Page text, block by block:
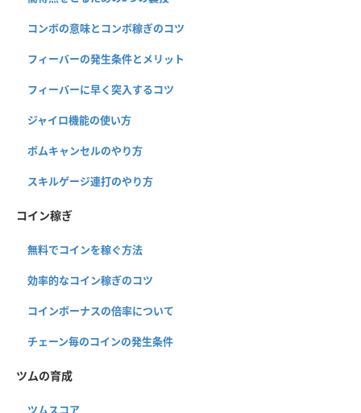
コンボの意味とコンボ稼ぎのコツ
フィーバーの発生条件とメリット
フィーバーに早く突入するコツ
ジャイロ機能の使い方
ボムキャンセルのやり方
スキルゲージ連打のやり方
コイン稼ぎ
無料でコインを稼ぐ方法
効率的なコイン稼ぎのコツ
コインボーナスの倍率について
チェーン毎のコインの発生条件
ツムの育成
ツムスコア